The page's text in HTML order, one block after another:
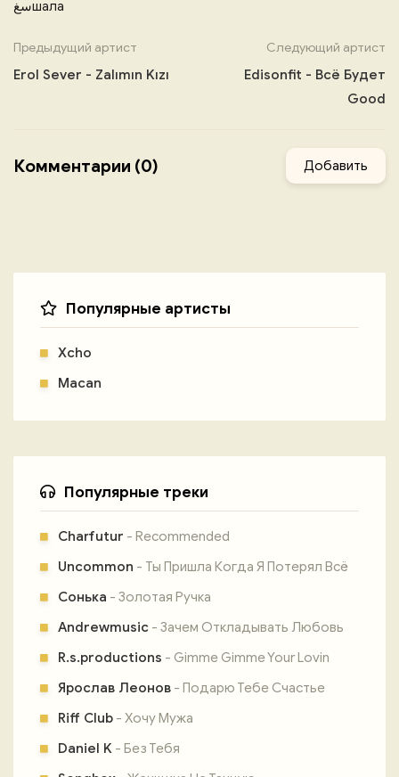
سغшала
Предыдущий артист
Erol Sever - Zalımın Kızı
Следующий артист
Edisonfit - Всё Будет
Good
Комментарии (0) Добавить
Популярные артисты
Xcho
Macan
Популярные треки
Charfutur - Recommended
Uncommon - Ты Пришла Когда Я Потерял Всё
Сонька - Золотая Ручка
Andrewmusic - Зачем Откладывать Любовь
R.s.productions - Gimme Gimme Your Lovin
Ярослав Леонов - Подарю Тебе Счастье
Riff Club - Хочу Мужа
Daniel K - Без Тебя